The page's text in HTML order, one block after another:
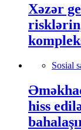
Xəzər
Sosial
hiss